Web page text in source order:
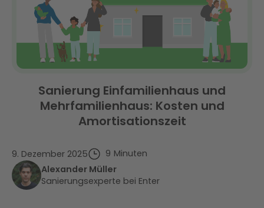
Sanierung Einfamilienhaus und
Mehrfamilienhaus: Kosten und
Amortisationszeit
9. Dezember 2025 9 Minuten
Alexander Müller
Sanierungsexperte bei Enter